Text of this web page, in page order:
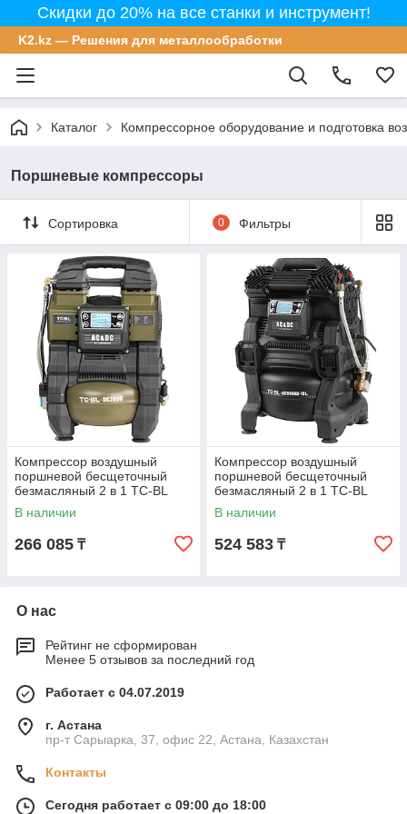
Скидки до 20% на все станки и инструмент!
K2.kz — Решения для металлообработки
Каталог Компрессорное оборудование и подготовка
Поршневые компрессоры
Сортировка 0 Фильтры
Компрессор воздушный
поршневой бесщеточный
безмасляный 2 в 1 TC-BL
DC2090, ресивер 5 л, 65 л/
мин
В наличии
266 085 ₸
Компрессор воздушный
поршневой бесщеточный
безмасляный 2 в 1 TC-BL
DC990AD-10L, ресивер 10 л,
130 л/мин
В наличии
524 583 ₸
О нас
Рейтинг не сформирован
Менее 5 отзывов за последний год
Работает с 04.07.2019
г. Астана
пр-т Сарыарка, 37, офис 22, Астана, Казахстан
Контакты
Сегодня работает с 09:00 до 18:00